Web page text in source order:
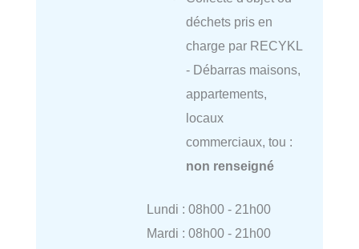
déchets pris en
charge par RECYKL
- Débarras maisons,
appartements,
locaux
commerciaux, tou :
non renseigné
Lundi : 08h00 - 21h00
Mardi : 08h00 - 21h00